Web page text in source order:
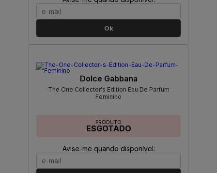
Ok
Dolce Gabbana
The One Collector's Edition Eau De Parfum
Feminino
PRODUTO
ESGOTADO
Avise-me quando disponível: